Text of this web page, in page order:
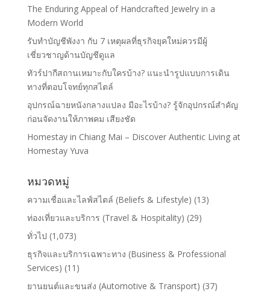
The Enduring Appeal of Handcrafted Jewelry in a
Modern World
รับทำบัญชีพังงา กับ 7 เหตุผลที่ธุรกิจยุคใหม่ควรมีผู้
เชี่ยวชาญด้านบัญชีดูแล
ทัวร์ปากีสถานเหมาะกับใครบ้าง? แนะนำรูปแบบการเดิน
ทางที่ตอบโจทย์ทุกสไตล์
อุปกรณ์ฉายหนังกลางแปลง มีอะไรบ้าง? รู้จักอุปกรณ์สำคัญ
ก่อนจัดงานให้ภาพคม เสียงชัด
Homestay in Chiang Mai – Discover Authentic Living at
Homestay Yuva
หมวดหมู่
ความเชื่อและไลฟ์สไตล์ (Beliefs & Lifestyle) (13)
ท่องเที่ยวและบริการ (Travel & Hospitality) (29)
ทั่วไป (1,073)
ธุรกิจและบริการเฉพาะทาง (Business & Professional
Services) (11)
ยานยนต์และขนส่ง (Automotive & Transport) (37)